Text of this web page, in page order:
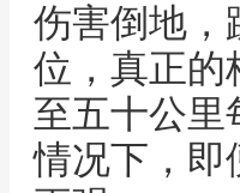
伤害倒地，
位，真正的
至五十公里
情况下，即